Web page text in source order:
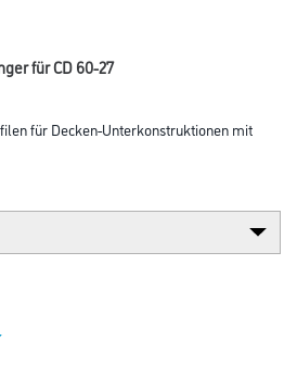
für CD 60-27
für Decken-Unterkonstruktionen mit